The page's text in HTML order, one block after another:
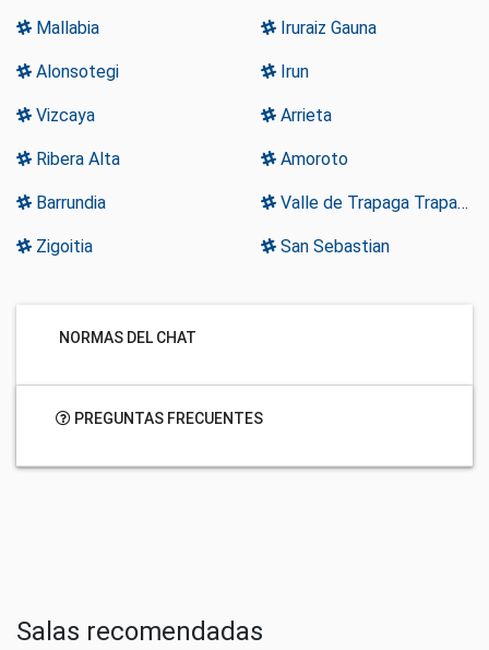
Mallabia Iruraiz Gauna
Alonsotegi Irun
Vizcaya Arrieta
Ribera Alta Amoroto
Barrundia Valle de Trapaga Trapagaran
Zigoitia San Sebastian
NORMAS DEL CHAT
PREGUNTAS FRECUENTES
Salas recomendadas